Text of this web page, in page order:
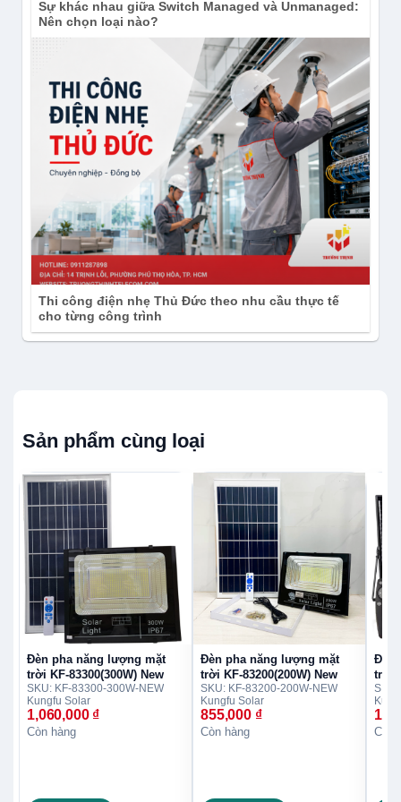
Sự khác nhau giữa Switch Managed và Unmanaged:
Nên chọn loại nào?
Thi công điện nhẹ Thủ Đức theo nhu cầu thực tế
cho từng công trình
Sản phẩm cùng loại
Đèn pha năng lượng mặt
trời KF-83300(300W) New
SKU: KF-83300-300W-NEW
Kungfu Solar
1,060,000 ₫
Còn hàng
Đèn pha năng lượng mặt
trời KF-83200(200W) New
SKU: KF-83200-200W-NEW
Kungfu Solar
855,000 ₫
Còn hàng
Đèn
trời
Còn